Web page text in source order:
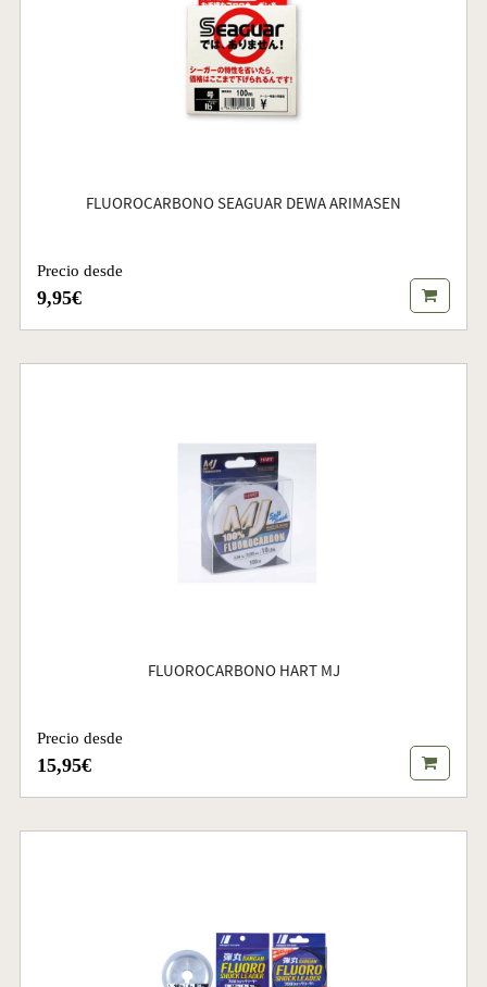
FLUOROCARBONO SEAGUAR DEWA ARIMASEN
Precio desde
9,95€
FLUOROCARBONO HART MJ
Precio desde
15,95€